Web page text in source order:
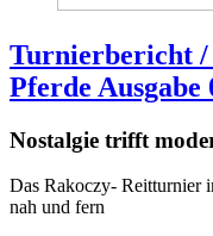
Turnierbericht
Pferde Ausgabe
Nostalgie trifft
Das Rakoczy- Reitturnier
nah und fern